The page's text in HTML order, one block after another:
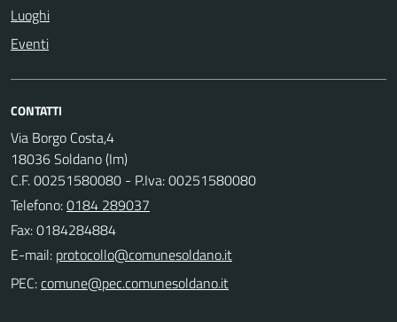
Luoghi
Eventi
CONTATTI
Via Borgo Costa,4
18036 Soldano (Im)
C.F. 00251580080 - P.Iva: 00251580080
Telefono:0184 289037
Fax: 0184284884
E-mail:
PEC: